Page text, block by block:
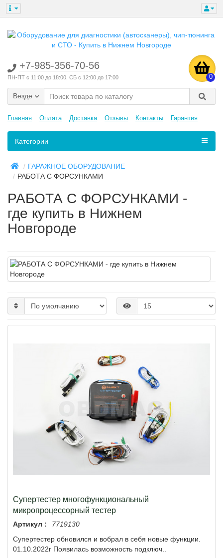
+7-985-356-70-56
ПН-ПТ с 11:00 до 18:00, СБ с 12:00 до 17:00 0
Везде
Главная Оплата Доставка Отзывы Контакты Гарантия
Категории
ГАРАЖНОЕ ОБОРУДОВАНИЕ
РАБОТА С ФОРСУНКАМИ
РАБОТА С ФОРСУНКАМИ -
где купить в Нижнем
Новгороде
Супертестер многофункциональный
микропроцессорный тестер
Артикул :
7719130
Супертестер обновился и вобрал в себя новые функции.
01.10.2022г Появилась возможность подключ..